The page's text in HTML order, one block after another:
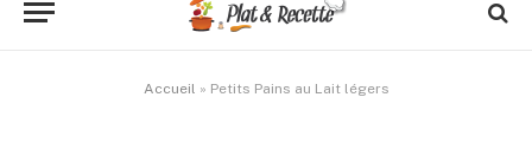
Accueil » Petits Pains au Lait légers